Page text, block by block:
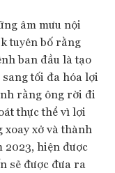
âm mưu nội
tuyên bố rằng
ban đầu là tạo
tối đa hóa lợi
rằng ông rời đi
thực thể vì lợi
xở và thành
hiện được
sẽ được đưa ra